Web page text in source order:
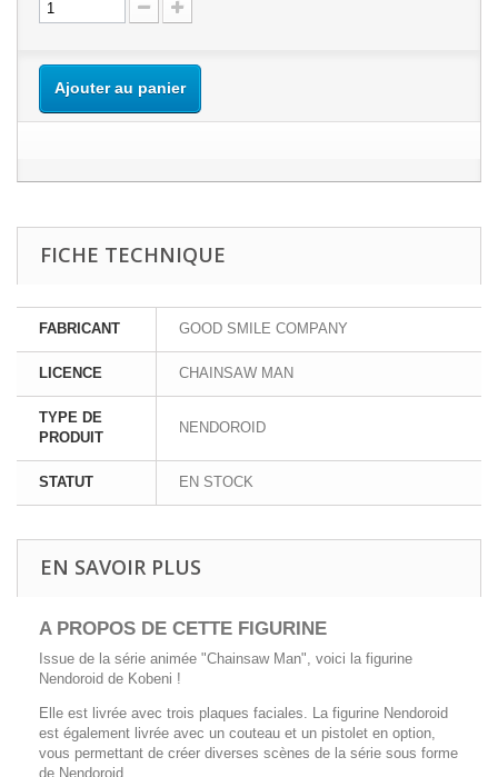
Ajouter au panier
FICHE TECHNIQUE
FABRICANT GOOD SMILE COMPANY
LICENCE CHAINSAW MAN
TYPE DE
PRODUIT
NENDOROID
STATUT EN STOCK
EN SAVOIR PLUS
A PROPOS DE CETTE FIGURINE
Issue de la série animée "Chainsaw Man", voici la figurine
Nendoroid de Kobeni !
Elle est livrée avec trois plaques faciales. La figurine Nendoroid
est également livrée avec un couteau et un pistolet en option,
vous permettant de créer diverses scènes de la série sous forme
de Nendoroid.